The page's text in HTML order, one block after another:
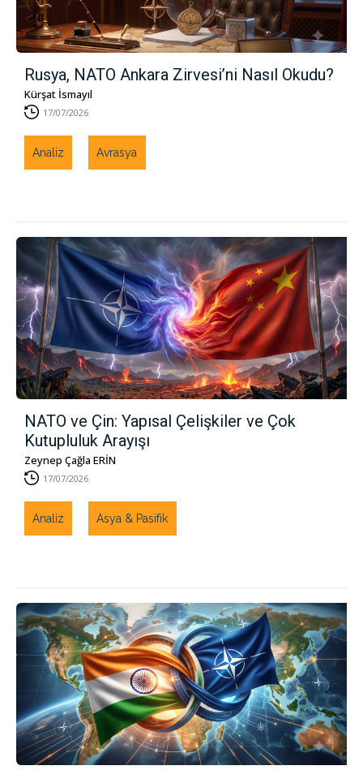
Rusya, NATO Ankara Zirvesi’ni Nasıl Okudu?
Kürşat İsmayıl
17/07/2026
Analiz Avrasya
NATO ve Çin: Yapısal Çelişkiler ve Çok
Kutupluluk Arayışı
Zeynep Çağla ERİN
17/07/2026
Analiz Asya & Pasifik